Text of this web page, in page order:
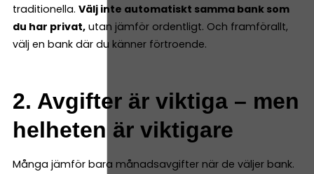
traditionella. Välj inte automatiskt samma bank som
du har privat, utan jämför ordentligt. Och framförallt,
välj en bank där du känner förtroende.
2. Avgifter är viktiga – men
helheten är viktigare
Många jämför bara månadsavgifter när de väljer bank.